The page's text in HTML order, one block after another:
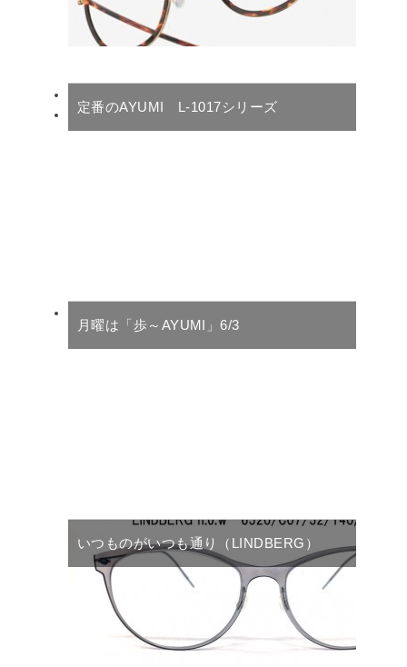
定番のAYUMI L-1017シリーズ
月曜は「歩～AYUMI」6/3
いつものがいつも通り（LINDBERG）